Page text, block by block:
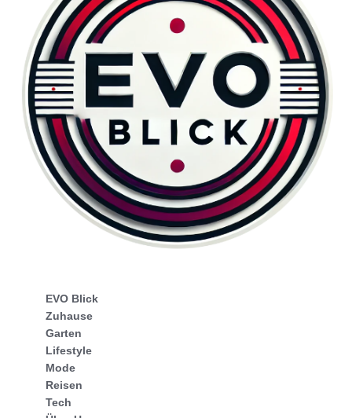
EVO Blick
Zuhause
Garten
Lifestyle
Mode
Reisen
Tech